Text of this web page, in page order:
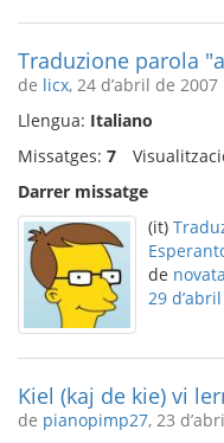
Traduzione parola
de licx, 24 d’abril de 2007
Llengua: Italiano
Missatges: 7
Darrer missatge
(it)
de
29
Kiel (kaj de kie) vi
de pianopimp27, 23